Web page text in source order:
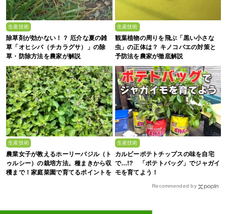
生産技術
除草剤が効かない！？ 厄介な夏の雑
草「オヒシバ（チカラグサ）」の除
草・防除方法を農家が解説
生産技術
観葉植物の周りを飛ぶ「黒い小さな
虫」の正体は？ キノコバエの対策と
予防法を農家が徹底解説
生産技術
農業女子が教えるホーリーバジル（ト
ゥルシー）の栽培方法。種まきから収
穫まで！家庭菜園で育てるポイントを
生産技術
カルビーポテトチップスの味を自宅
で…!? 「ポテトバッグ」でジャガイ
モを育てよう！
Recommended by